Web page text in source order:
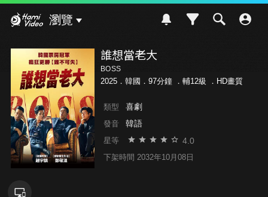
瀏覽
誰想當老大
BOSS
2025．韓國．97分鐘 ． 輔12級 ．HD畫質
類型 喜劇
發音 韓語
星等 4.0
下架時間 2032年10月08日